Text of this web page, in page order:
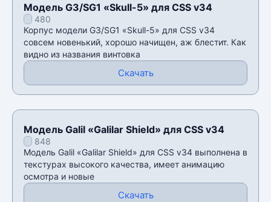
Модель G3/SG1 «Skull-5» для CSS v34
480
Корпус модели G3/SG1 «Skull-5» для CSS v34
совсем новенький, хорошо начищен, аж блестит. Как
видно из названия винтовка
Скачать
Модель Galil «Galilar Shield» для CSS v34
848
Модель Galil «Galilar Shield» для CSS v34 выполнена в
текстурах высокого качества, имеет анимацию
осмотра и новые
Скачать